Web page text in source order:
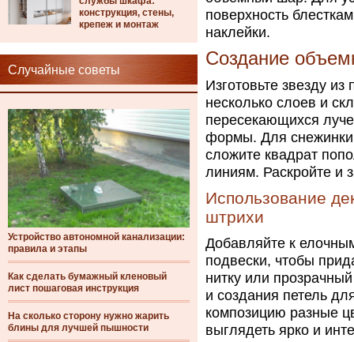
конструкция, стены,
крепеж и монтаж
Случайные советы
Устройство автономной канализации:
правила и этапы
Как сделать бумажный кленовый
лист пошаговая инструкция
На сколько сторону нужно жарить
блины для лучшей пышности
поверхность
наклейки.
Создание
Изготовьте звезду
несколько слоев и
пересекающихся
формы. Для снежинки
сложите квадрат
линиям. Раскройте и
Использование
штрихи
Добавляйте к
подвески, чтобы
нитку или
и создания петель
композицию разные
выглядеть ярко и